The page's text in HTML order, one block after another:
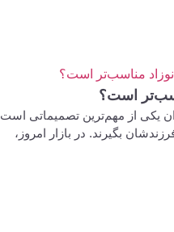
است؟
یکی از مهم‌ترین تصمیماتی است
بگیرند. در بازار امروز،